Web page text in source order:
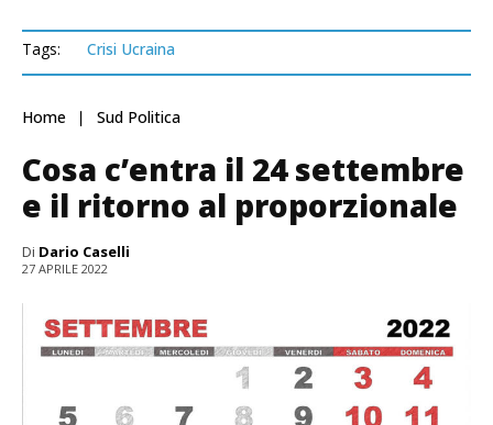
Tags: Crisi Ucraina
Home Sud Politica
Cosa c’entra il 24 settembre
e il ritorno al proporzionale
Di Dario Caselli
27 APRILE 2022